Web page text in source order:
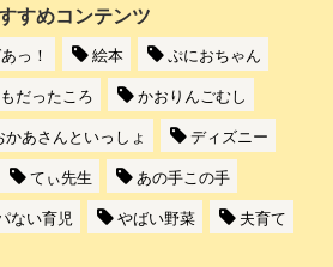
すめコンテンツ
っ！ 絵本
ぷにおちゃん
だったころ
かおりんごむし
かあさんといっしょ
ディズニー
てぃ先生
あの手この手
ない育児 やばい野菜 夫育て